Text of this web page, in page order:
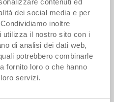
dei social media e per
inoltre
utilizza il nostro sito con i
di analisi dei dati web,
potrebbero combinarle
fornito loro o che hanno
servizi.